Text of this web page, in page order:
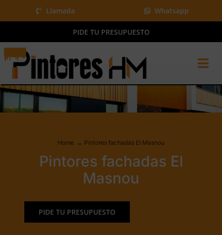
al
Llamada Whatsapp
PIDE TU PRESUPUESTO
Home
Pintura y más
QUIÉNES SOMOS
Home Pintores fachadas El Masnou
Pintores fachadas El
Masnou
PIDE TU PRESUPUESTO